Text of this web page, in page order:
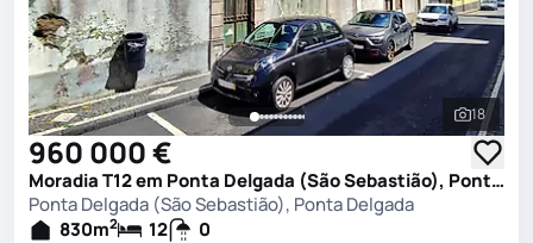
Ver
18
960 000 €
Moradia T12 em Ponta Delgada (São Sebastião), Ponta Delgada
Ponta Delgada (São Sebastião), Ponta Delgada
830m2 12 0